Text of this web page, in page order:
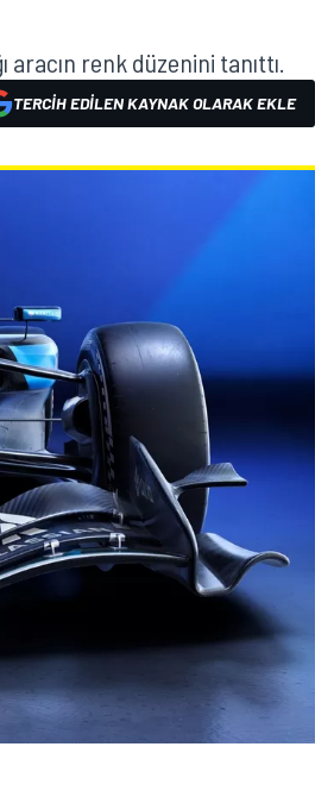
renk düzenini tanıttı.
TERCIH EDILEN KAYNAK OLARAK EKLE